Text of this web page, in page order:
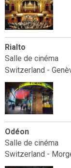
Rialto
Salle de cinéma
Switzerland -
Odéon
Salle de cinéma
Switzerland -